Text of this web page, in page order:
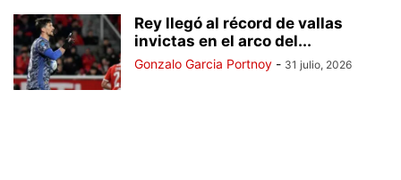
Rey llegó al récord de vallas
invictas en el arco del...
Gonzalo Garcia Portnoy - 31 julio, 2026